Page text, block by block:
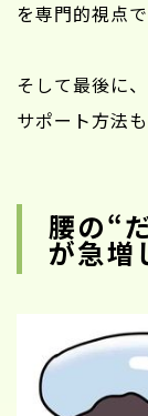
を専門的視点
そして最後に
サポート方法
腰の“
が急増